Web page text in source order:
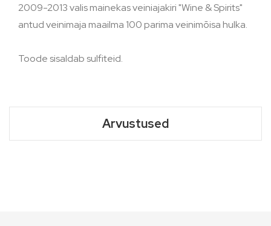
2009-2013 valis mainekas veiniajakiri "Wine & Spirits"
antud veinimaja maailma 100 parima veinimõisa hulka.
Toode sisaldab sulfiteid.
Arvustused